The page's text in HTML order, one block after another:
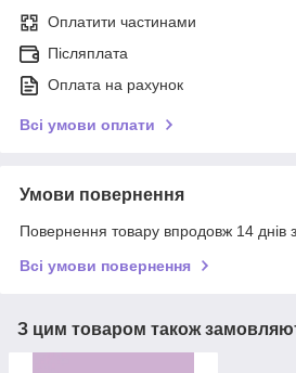
Оплатити частинами
Післяплата
Оплата на рахунок
Всі умови оплати
Умови повернення
Повернення товару впродовж 14 днів
Всі умови повернення
З цим товаром також